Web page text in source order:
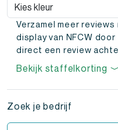
Verzamel meer
display van NFCW
direct een review
Bekijk staffelkorting
Zoek je bedrijf